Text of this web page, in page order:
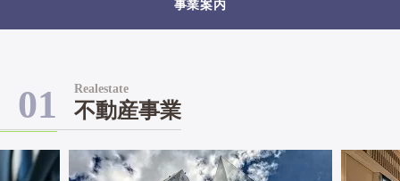
事業案内
01 Realestate
不動産事業